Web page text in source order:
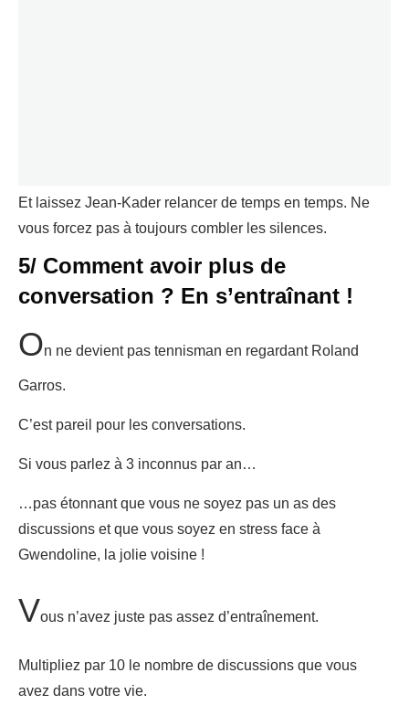
Et laissez Jean-Kader relancer de temps en temps. Ne
vous forcez pas à toujours combler les silences.
5/ Comment avoir plus de
conversation ? En s’entraînant !
On ne devient pas tennisman en regardant Roland
Garros.
C’est pareil pour les conversations.
Si vous parlez à 3 inconnus par an…
…pas étonnant que vous ne soyez pas un as des
discussions et que vous soyez en stress face à
Gwendoline, la jolie voisine !
Vous n’avez juste pas assez d’entraînement.
Multipliez par 10 le nombre de discussions que vous
avez dans votre vie.